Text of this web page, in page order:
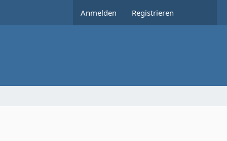
Anmelden Registrieren